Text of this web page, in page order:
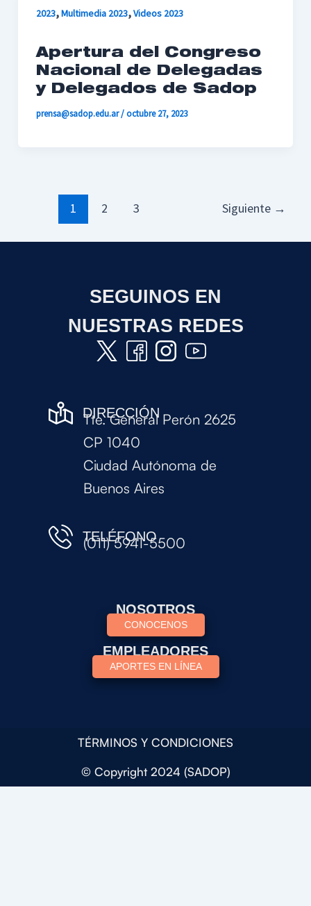
2023,Multimedia 2023,Videos 2023
Apertura del Congreso
Nacional de Delegadas
y Delegados de Sadop
prensa@sadop.edu.ar/octubre 27, 2023
1 2 3 Siguiente →
SEGUINOS EN
NUESTRAS REDES
DIRECCIÓN
Tte. General Perón 2625
CP 1040
Ciudad Autónoma de
Buenos Aires
TELÉFONO
(011) 5941-5500
NOSOTROS
CONOCENOS
EMPLEADORES
APORTES EN LÍNEA
TÉRMINOS Y CONDICIONES
© Copyright 2024 (SADOP)